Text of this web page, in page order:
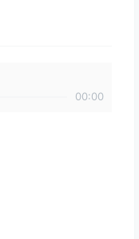
00:00